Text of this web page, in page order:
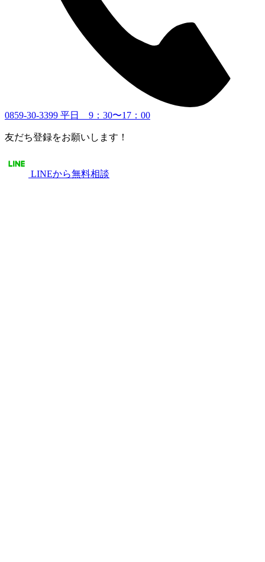
0859-30-3399 平日 9：30〜17：00
友だち登録をお願いします！
LINEから無料相談